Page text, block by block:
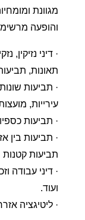
מגוונת
והופעה
· דיני נזיקין,
תאונות,
· תביעות
עירייות,
· תביעות
· תביעות בין
תביעות קטנות
· דיני עבודה
ועוד.
· ליטיגציה